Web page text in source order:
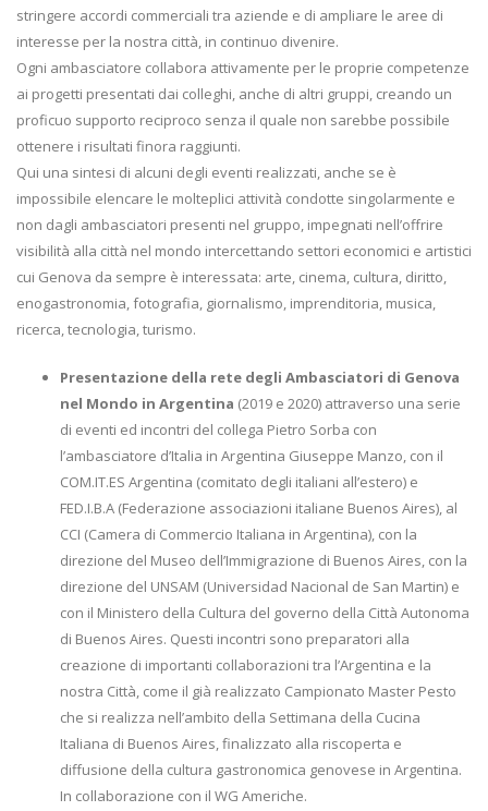
stringere accordi commerciali tra aziende e di ampliare le aree di
interesse per la nostra città, in continuo divenire.
Ogni ambasciatore collabora attivamente per le proprie competenze
ai progetti presentati dai colleghi, anche di altri gruppi, creando un
proficuo supporto reciproco senza il quale non sarebbe possibile
ottenere i risultati finora raggiunti.
Qui una sintesi di alcuni degli eventi realizzati, anche se è
impossibile elencare le molteplici attività condotte singolarmente e
non dagli ambasciatori presenti nel gruppo, impegnati nell’offrire
visibilità alla città nel mondo intercettando settori economici e artistici
cui Genova da sempre è interessata: arte, cinema, cultura, diritto,
enogastronomia, fotografia, giornalismo, imprenditoria, musica,
ricerca, tecnologia, turismo.
Presentazione della rete degli Ambasciatori di Genova
nel Mondo in Argentina (2019 e 2020) attraverso una serie
di eventi ed incontri del collega Pietro Sorba con
l’ambasciatore d’Italia in Argentina Giuseppe Manzo, con il
COM.IT.ES Argentina (comitato degli italiani all’estero) e
FED.I.B.A (Federazione associazioni italiane Buenos Aires), al
CCI (Camera di Commercio Italiana in Argentina), con la
direzione del Museo dell’Immigrazione di Buenos Aires, con la
direzione del UNSAM (Universidad Nacional de San Martin) e
con il Ministero della Cultura del governo della Città Autonoma
di Buenos Aires. Questi incontri sono preparatori alla
creazione di importanti collaborazioni tra l’Argentina e la
nostra Città, come il già realizzato Campionato Master Pesto
che si realizza nell’ambito della Settimana della Cucina
Italiana di Buenos Aires, finalizzato alla riscoperta e
diffusione della cultura gastronomica genovese in Argentina.
In collaborazione con il WG Americhe.